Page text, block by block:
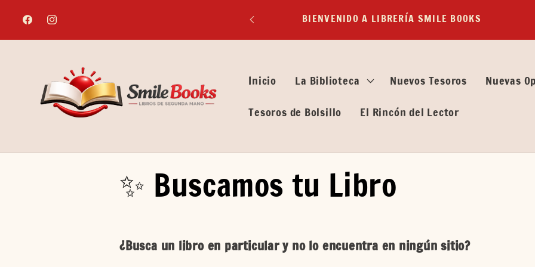
directamente
FacebookInstagram
BIENVENIDO A LIBRERÍA SMILE BOOKS
Inicio La Biblioteca Nuevos Tesoros Nuevas
Tesoros de Bolsillo El Rincón del Lector
✨ Buscamos tu Libro
¿Busca un libro en particular y no lo encuentra en ningún sitio?